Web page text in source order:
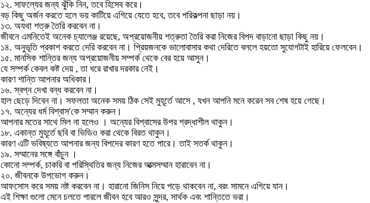
১২. সাফল্যের জন্য ঝুঁকি নিন, তবে হিসেব করে।
বড় কিছু অর্জন করতে হলে ভয় কাটিয়ে এগিয়ে যেতে হবে, তবে পরিকল্পনা ছাড়া নয়।
১৩. অযথা শত্রু তৈরি করবেন না।
জীবনে এমনিতেই অনেক চ্যালেঞ্জ রয়েছে, অপ্রয়োজনীয় শত্রুতা তৈরি করা নিজের বিপদ বাড়ানো ছাড়া কিছু নয়।
১৪. অনুভূতি প্রকাশ করতে দেরি করবেন না। প্রিয়জনকে ভালোবাসার কথা দেরিতে বললে হয়তো সুযোগটাই হারিয়ে ফেলবেন।
১৫. মানসিক শান্তির জন্য অপ্রয়োজনীয় সম্পর্ক থেকে বের হয়ে আসুন।
যে সম্পর্ক কেবল কষ্ট দেয় , তা ধরে রাখার দরকার নেই।
কারণ শান্তি আপনার অধিকার।
১৬. স্বপ্ন দেখা বন্ধ করবেন না।
হাল ছেড়ে দিবেন না। সফলতা অনেক সময় ঠিক সেই মুহূর্তে আসে , যখন আপনি মনে করেন সব শেষ হয়ে গেছে।
১৭. অন্যের ধর্ম বিশ্বাস'কে সম্মান করুন।
আপনার মতের সাথে মিল না হলেও । অন্যের বিশ্বাসের উপর শ্রদ্ধাশীল থাকুন।
১৮. একান্ত মুহূর্তে ছবি বা ভিডিও করা থেকে বিরত থাকুন।
কারণ এটি ভবিষ্যতে আপনার জন্য বিপদের কারণ হতে পারে। তাই সতর্ক থাকুন।
১৯. সম্মানের সঙ্গে বাঁচুন ।
কোনো সম্পর্ক, চাকরি বা পরিস্থিতির জন্য নিজের আত্মসম্মান হারাবেন না।
২০. জীবনকে উপভোগ করুন।
আফসোস করে সময় নষ্ট করবেন না। হারানো জিনিস নিয়ে পড়ে থাকবেন না, বরং সামনে এগিয়ে যান।
এই শিক্ষা গুলো মেনে চলতে পারলে জীবন হবে আরও সুন্দর, সার্থক এবং শান্তিতে ভরা।